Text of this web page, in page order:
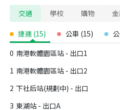
交通 學校 購物
捷運 (15) 公車 (15)
0 南港軟體園區站 - 出口1
1 南港軟體園區站 - 出口2
2 下社后站(規劃中) - 出口
3 東湖站 - 出口A